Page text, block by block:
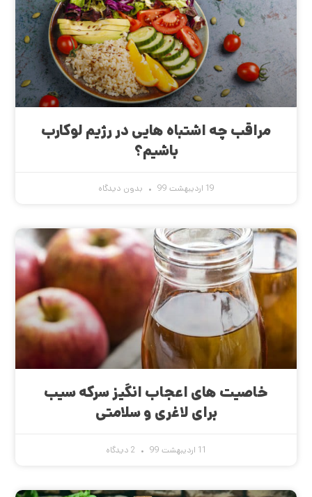
مراقب چه اشتباه هایی در رژیم لوکارب
باشیم؟
19 اردیبهشت 99 بدون دیدگاه
خاصیت های اعجاب انگیز سرکه سیب
برای لاغری و سلامتی
11 اردیبهشت 99